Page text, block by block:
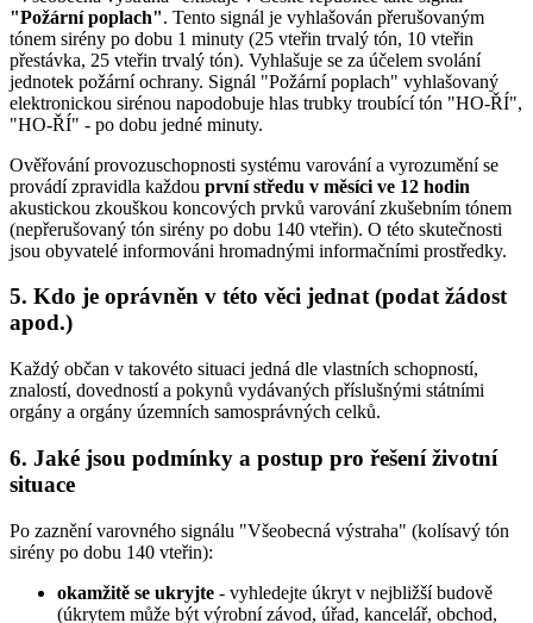
"Požární poplach". Tento signál je vyhlašován přerušovaným
tónem sirény po dobu 1 minuty (25 vteřin trvalý tón, 10 vteřin
přestávka, 25 vteřin trvalý tón). Vyhlašuje se za účelem svolání
jednotek požární ochrany. Signál "Požární poplach" vyhlašovaný
elektronickou sirénou napodobuje hlas trubky troubící tón "HO-ŘÍ",
"HO-ŘÍ" - po dobu jedné minuty.
Ověřování provozuschopnosti systému varování a vyrozumění se
provádí zpravidla každou první středu v měsíci ve 12 hodin
akustickou zkouškou koncových prvků varování zkušebním tónem
(nepřerušovaný tón sirény po dobu 140 vteřin). O této skutečnosti
jsou obyvatelé informováni hromadnými informačními prostředky.
5. Kdo je oprávněn v této věci jednat (podat žádost
apod.)
Každý občan v takovéto situaci jedná dle vlastních schopností,
znalostí, dovedností a pokynů vydávaných příslušnými státními
orgány a orgány územních samosprávných celků.
6. Jaké jsou podmínky a postup pro řešení životní
situace
Po zaznění varovného signálu "Všeobecná výstraha" (kolísavý tón
sirény po dobu 140 vteřin):
okamžitě se ukryjte - vyhledejte úkryt v nejbližší budově
(úkrytem může být výrobní závod, úřad, kancelář, obchod,